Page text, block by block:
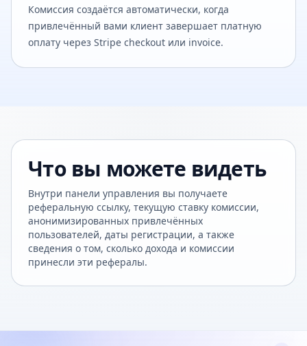
Комиссия создаётся автоматически, когда
привлечённый вами клиент завершает платную
оплату через Stripe checkout или invoice.
Что вы можете видеть
Внутри панели управления вы получаете
реферальную ссылку, текущую ставку комиссии,
анонимизированных привлечённых
пользователей, даты регистрации, а также
сведения о том, сколько дохода и комиссии
принесли эти рефералы.